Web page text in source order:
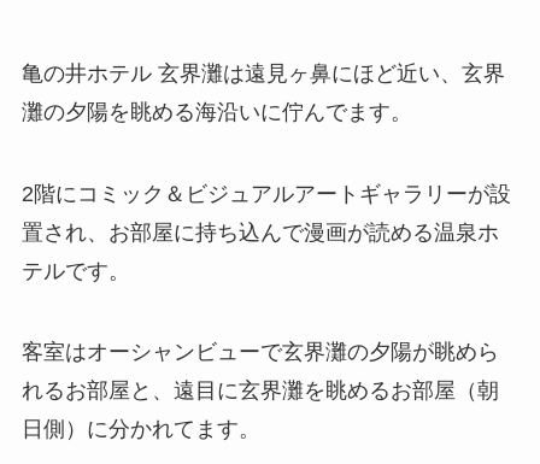
亀の井ホテル 玄界灘は遠見ヶ鼻にほど近い、玄界
灘の夕陽を眺める海沿いに佇んでます。
2階にコミック＆ビジュアルアートギャラリーが設
置され、お部屋に持ち込んで漫画が読める温泉ホ
テルです。
客室はオーシャンビューで玄界灘の夕陽が眺めら
れるお部屋と、遠目に玄界灘を眺めるお部屋（朝
日側）に分かれてます。